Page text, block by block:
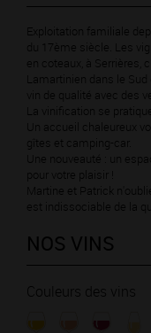
Exploitation familiale
du 17ème siècle. Les
en coteaux, à Serrières,
Lamartinien dans le
vin de qualité avec des
La vinification se
Un accueil chaleureux
gîtes et camping-car.
Une nouveauté : un
pour votre plaisir !
Martine et Patrick
est indissociable de la
NOS VINS
Couleurs des vins